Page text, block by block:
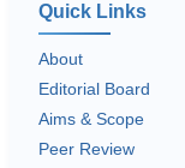
Quick Links
About
Editorial Board
Aims & Scope
Peer Review